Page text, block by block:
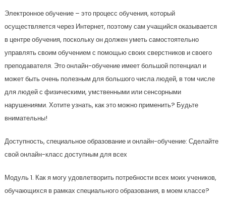
Электронное обучение – это процесс обучения, который
осуществляется через Интернет, поэтому сам учащийся оказывается
в центре обучения, поскольку он должен уметь самостоятельно
управлять своим обучением с помощью своих сверстников и своего
преподавателя. Это онлайн-обучение имеет большой потенциал и
может быть очень полезным для большого числа людей, в том числе
для людей с физическими, умственными или сенсорными
нарушениями. Хотите узнать, как это можно применить? Будьте
внимательны!
Доступность, специальное образование и онлайн-обучение: Сделайте
свой онлайн-класс доступным для всех
Модуль 1. Как я могу удовлетворить потребности всех моих учеников,
обучающихся в рамках специального образования, в моем классе?